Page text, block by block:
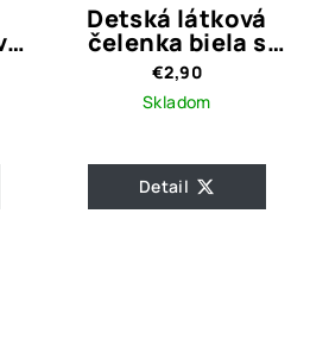
Detská látková
čelenka biela s
uzlom
€2,90
Skladom
Detail